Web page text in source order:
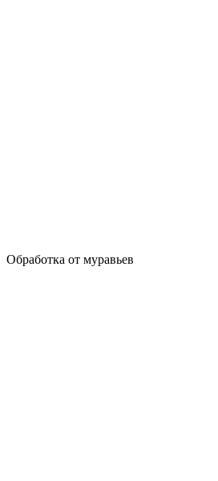
Обработка от муравьев